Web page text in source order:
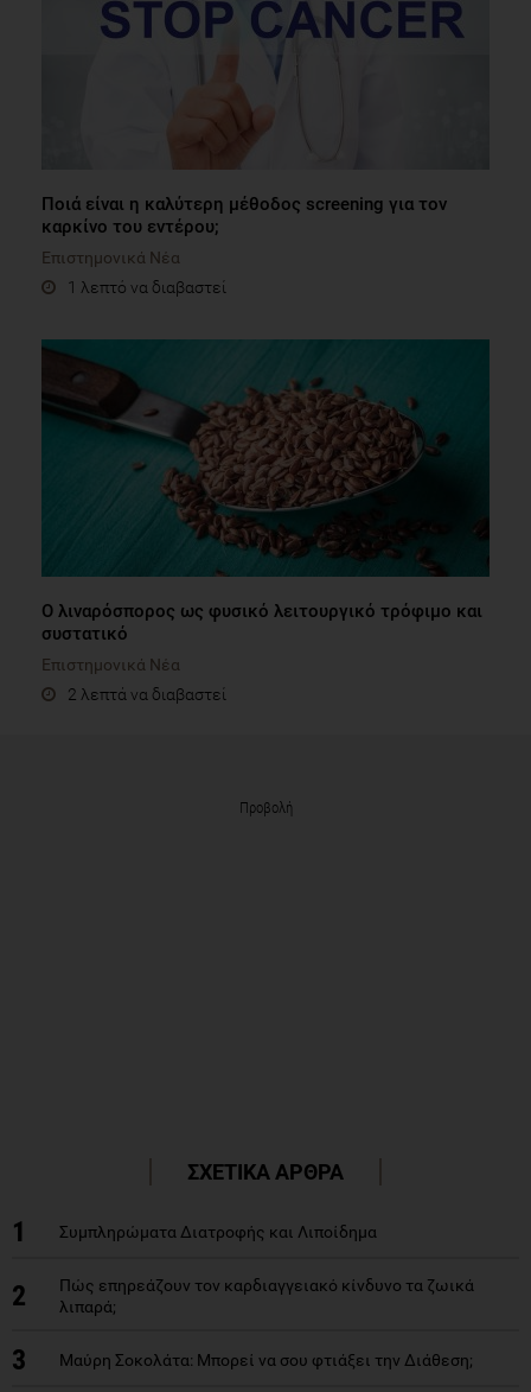
Ποιά είναι η καλύτερη μέθοδος screening για τον
καρκίνο του εντέρου;
Επιστημονικά Νέα
1 λεπτό να διαβαστεί
Ο λιναρόσπορος ως φυσικό λειτουργικό τρόφιμο και
συστατικό
Επιστημονικά Νέα
2 λεπτά να διαβαστεί
Προβολή
ΣΧΕΤΙΚΑ ΑΡΘΡΑ
1 Συμπληρώματα Διατροφής και Λιποίδημα
2
Πώς επηρεάζουν τον καρδιαγγειακό κίνδυνο τα ζωικά
λιπαρά;
3 Μαύρη Σοκολάτα: Μπορεί να σου φτιάξει την Διάθεση;